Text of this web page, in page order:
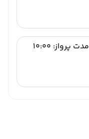
مدت پرواز: 10:00